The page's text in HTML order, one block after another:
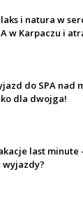
i natura w
w Karpaczu i
do SPA nad
dla dwojga!
last minute
wyjazdy?